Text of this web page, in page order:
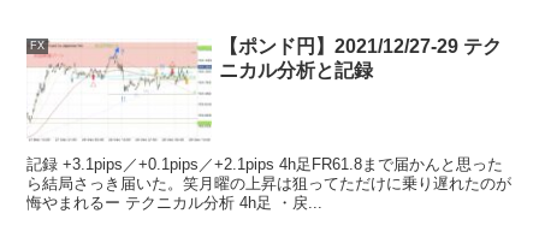
FX
【ポンド円】2021/12/27-29 テク
ニカル分析と記録
記録 +3.1pips／+0.1pips／+2.1pips 4h足FR61.8まで届かんと思った
ら結局さっき届いた。笑月曜の上昇は狙ってただけに乗り遅れたのが
悔やまれるー テクニカル分析 4h足 ・戻...